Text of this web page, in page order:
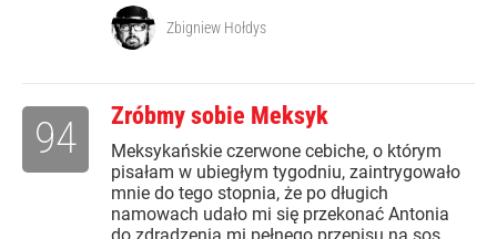
Zbigniew Hołdys
Zróbmy sobie Meksyk
Meksykańskie czerwone cebiche, o którym
pisałam w ubiegłym tygodniu, zaintrygowało
mnie do tego stopnia, że po długich
namowach udało mi się przekonać Antonia
94